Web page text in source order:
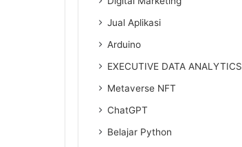
Jual Aplikasi
Arduino
EXECUTIVE DATA ANALYTICS
Metaverse NFT
ChatGPT
Belajar Python